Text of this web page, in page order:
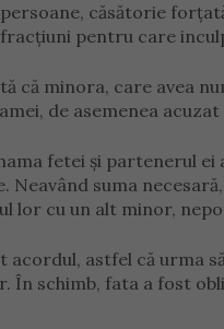
căsătorie
pentru care
că minora, care avea
de asemenea
fetei și partenerul
Neavând suma
lor cu un alt minor,
acordul, astfel că urma
În schimb, fata a fost